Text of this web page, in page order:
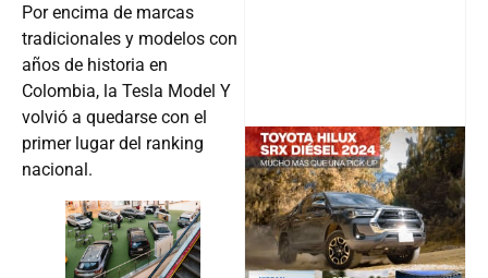
Por encima de marcas
tradicionales y modelos con
años de historia en
Colombia, la Tesla Model Y
volvió a quedarse con el
primer lugar del ranking
nacional.